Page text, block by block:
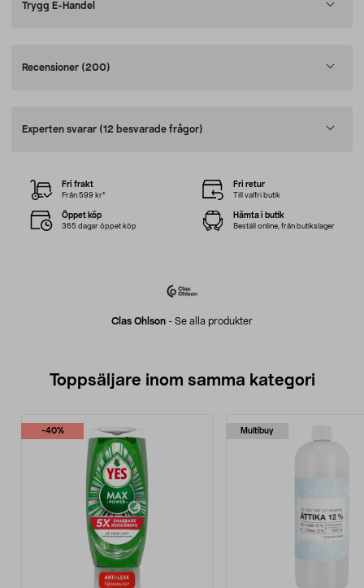
Trygg E-Handel
Recensioner (200)
Experten svarar (12 besvarade frågor)
Clas Ohlson - Se alla produkter
Fri frakt
Från 599 kr*
Fri retur
Till valfri butik
Öppet köp
365 dagar öppet köp
Hämta i butik
Beställ online, från butikslager
Toppsäljare inom samma kategori
-40% Multibuy